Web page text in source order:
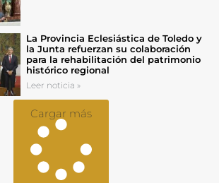
La Provincia Eclesiástica de Toledo y
la Junta refuerzan su colaboración
para la rehabilitación del patrimonio
histórico regional
Leer noticia »
Cargar más